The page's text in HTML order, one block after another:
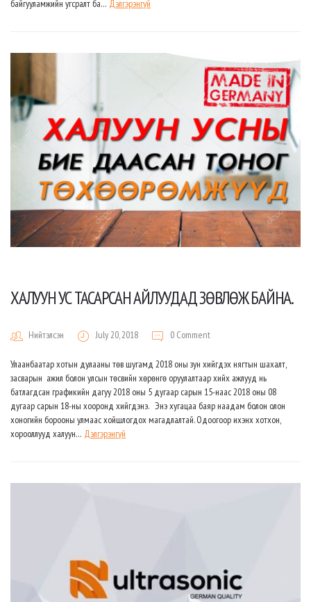
байгууламжийн угсралт ба… Дэлгэрэнгүй
ХАЛУУН УС ТАСАРСАН АЙЛУУДАД ЗӨВЛӨЖ БАЙНА.
Нийтэлсэн July 20, 2018 0 Comment
Улаанбаатар хотын дулааны төв шугамд 2018 оны зун хийгдэх нягтын шахалт,
засварын ажил болон улсын төсвийн хөрөнгө оруулалтаар хийх ажлууд нь
батлагдсан графикийн дагуу 2018 оны 5 дугаар сарын 15-наас 2018 оны 08
дугаар сарын 18-ны хооронд хийгдэнэ. Энэ хугацаа баяр наадам болон олон
хоногийн борооны улмаас хойшлогдох магадлалтай. Одоогоор ихэнх хотхон,
хорооллууд халуун… Дэлгэрэнгүй